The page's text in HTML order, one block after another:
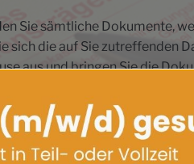
Sie sämtliche Dokumente,
sich die auf Sie zutreffenden
aus und bringen Sie die